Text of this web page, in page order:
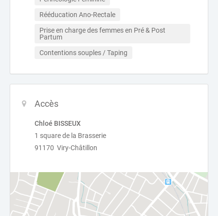
Rééducation Ano-Rectale
Prise en charge des femmes en Pré & Post
Partum
Contentions souples / Taping
Accès
Chloé BISSEUX
1 square de la Brasserie
91170 Viry-Châtillon